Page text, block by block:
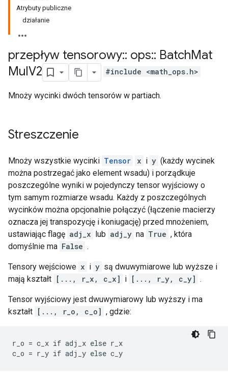
Atrybuty publiczne
działanie
przepływ tensorowy:: ops:: BatchMat
MulV2 #include <math_ops.h>
Mnoży wycinki dwóch tensorów w partiach.
Streszczenie
Mnoży wszystkie wycinki Tensor x i y (każdy wycinek
można postrzegać jako element wsadu) i porządkuje
poszczególne wyniki w pojedynczy tensor wyjściowy o
tym samym rozmiarze wsadu. Każdy z poszczególnych
wycinków można opcjonalnie połączyć (łączenie macierzy
oznacza jej transpozycję i koniugację) przed mnożeniem,
ustawiając flagę adj_x lub adj_y na True , która
domyślnie ma False .
Tensory wejściowe x i y są dwuwymiarowe lub wyższe i
mają kształt [..., r_x, c_x] i [..., r_y, c_y] .
Tensor wyjściowy jest dwuwymiarowy lub wyższy i ma
kształt [..., r_o, c_o] , gdzie:
r_o = c_x if adj_x else r_x
c_o = r_y if adj_y else c_y